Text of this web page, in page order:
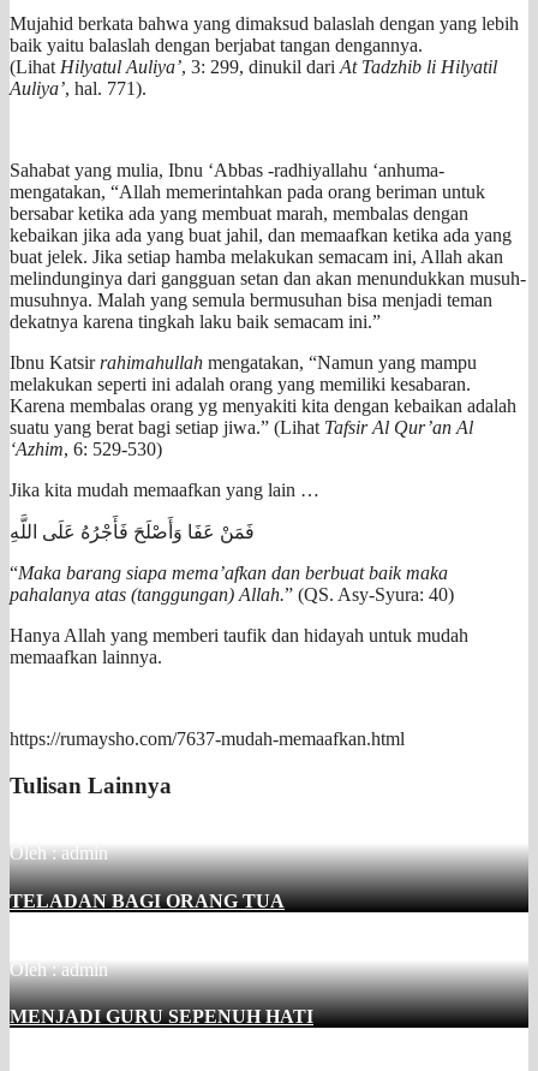
Mujahid berkata bahwa yang dimaksud balaslah dengan yang lebih
baik yaitu balaslah dengan berjabat tangan dengannya.
(Lihat Hilyatul Auliya’, 3: 299, dinukil dari At Tadzhib li Hilyatil
Auliya’, hal. 771).
Sahabat yang mulia, Ibnu ‘Abbas -radhiyallahu ‘anhuma-
mengatakan, “Allah memerintahkan pada orang beriman untuk
bersabar ketika ada yang membuat marah, membalas dengan
kebaikan jika ada yang buat jahil, dan memaafkan ketika ada yang
buat jelek. Jika setiap hamba melakukan semacam ini, Allah akan
melindunginya dari gangguan setan dan akan menundukkan musuh-
musuhnya. Malah yang semula bermusuhan bisa menjadi teman
dekatnya karena tingkah laku baik semacam ini.”
Ibnu Katsirrahimahullah mengatakan, “Namun yang mampu
melakukan seperti ini adalah orang yang memiliki kesabaran.
Karena membalas orang yg menyakiti kita dengan kebaikan adalah
suatu yang berat bagi setiap jiwa.” (Lihat Tafsir Al Qur’an Al
‘Azhim, 6: 529-530)
Jika kita mudah memaafkan yang lain …
فَمَنْ عَفَا وَأَصْلَحَ فَأَجْرُهُ عَلَى اللَّهِ
“Maka barang siapa mema’afkan dan berbuat baik maka
pahalanya atas (tanggungan) Allah.” (QS. Asy-Syura: 40)
Hanya Allah yang memberi taufik dan hidayah untuk mudah
memaafkan lainnya.
https://rumaysho.com/7637-mudah-memaafkan.html
Tulisan Lainnya
Oleh : admin
TELADAN BAGI ORANG TUA
Oleh : admin
MENJADI GURU SEPENUH HATI